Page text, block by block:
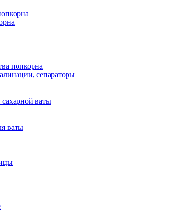
попкорна
сепараторы
ваты
ваты